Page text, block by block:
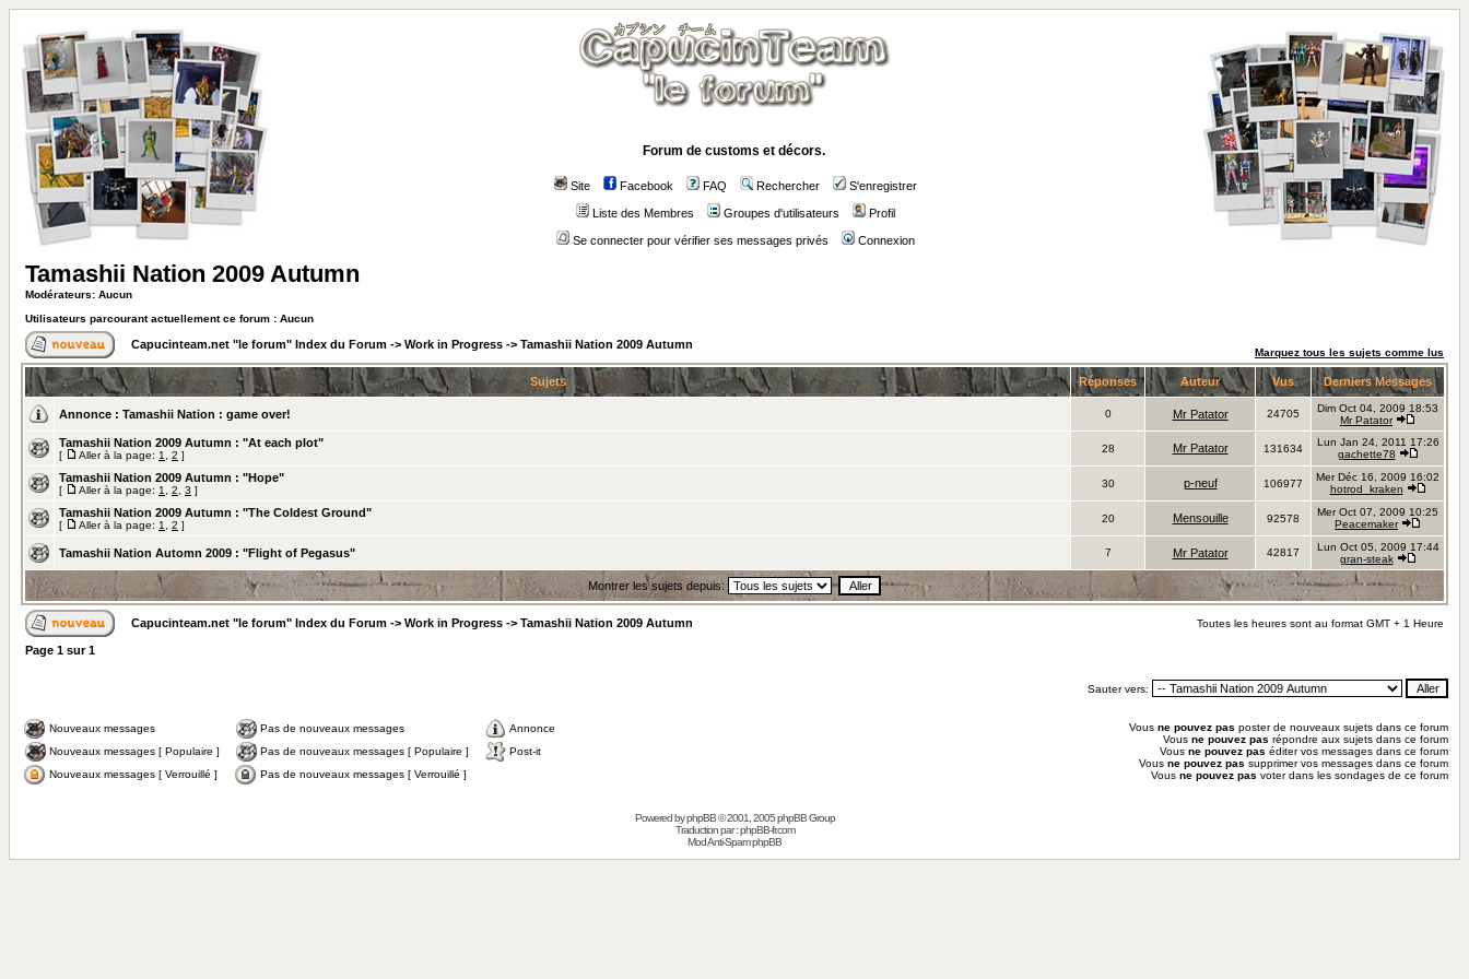
Forum de customs et décors.
Site Facebook FAQ Rechercher S'enregistrer
Liste des Membres Groupes d'utilisateurs Profil
Se connecter pour vérifier ses messages privés Connexion
Tamashii Nation 2009 Autumn
Modérateurs: Aucun
Utilisateurs parcourant actuellement ce forum : Aucun
Capucinteam.net "le forum" Index du Forum -> Work in Progress -> Tamashii Nation 2009 Autumn
Marquez tous les sujets comme lus
Sujets Réponses Auteur Vus Derniers Messages
Annonce : Tamashii Nation : game over! 0 Mr Patator 24705
Dim Oct 04, 2009 18:53
Mr Patator
Tamashii Nation 2009 Autumn : "At each plot"
[ Aller à la page: 1 2 ]
28 Mr Patator 131634
Lun Jan 24, 2011 17:26
gachette78
Tamashii Nation 2009 Autumn : "Hope"
[ Aller à la page: 1 2 3 ]
30 p-neuf 106977
Mer Déc 16, 2009 16:02
hotrod_kraken
Tamashii Nation 2009 Autumn : "The Coldest Ground"
[ Aller à la page: 1 2 ]
20 Mensouille 92578
Mer Oct 07, 2009 10:25
Peacemaker
Tamashii Nation Automn 2009 : "Flight of Pegasus" 7 Mr Patator 42817
Lun Oct 05, 2009 17:44
gran-steak
Montrer les sujets depuis:
Capucinteam.net "le forum" Index du Forum -> Work in Progress -> Tamashii Nation 2009 Autumn Toutes les heures sont au format GMT + 1 Heure
Page 1 sur1
Sauter vers:
Nouveaux messages Pas de nouveaux messages
Annonce
Nouveaux messages [ Populaire ]
Pas de nouveaux messages [ Populaire ]
Post-it
Nouveaux messages [ Verrouillé ]
Pas de nouveaux messages [ Verrouillé ]
Vous ne pouvez pas poster de nouveaux sujets dans ce forum
Vous ne pouvez pas répondre aux sujets dans ce forum
Vous ne pouvez pas éditer vos messages dans ce forum
Vous ne pouvez pas supprimer vos messages dans ce forum
Vous ne pouvez pas voter dans les sondages de ce forum
Powered byphpBB© 2001, 2005 phpBB Group
Traduction par :phpBB-fr.com
Mod Anti-Spam phpBB